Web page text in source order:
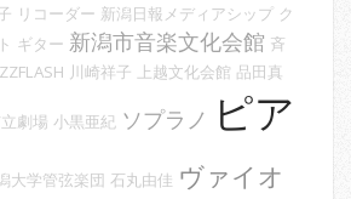
リコーダー 新潟日報メディアシップ ク
ギター 新潟市音楽文化会館 斉
川崎祥子 上越文化会館 品田真
劇場 小黒亜紀 ソプラノ ピア
大学管弦楽団 石丸由佳 ヴァイオ